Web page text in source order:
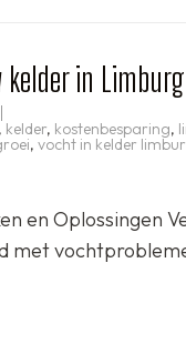
in Limburg
, kelder, kostenbesparing,
, vocht in kelder
en Oplossingen
met